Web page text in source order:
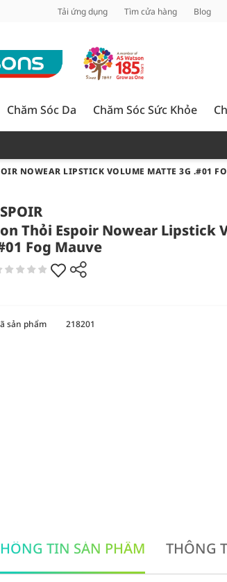
Tải ứng dụng Tìm cửa hàng Blog
Chăm Sóc Da Chăm Sóc Sức Khỏe
NOWEAR LIPSTICK VOLUME MATTE 3G .#01
Thỏi Espoir Nowear Lipstick
Fog Mauve
sản phẩm 218201
TIN SẢN PHẨM THÔNG